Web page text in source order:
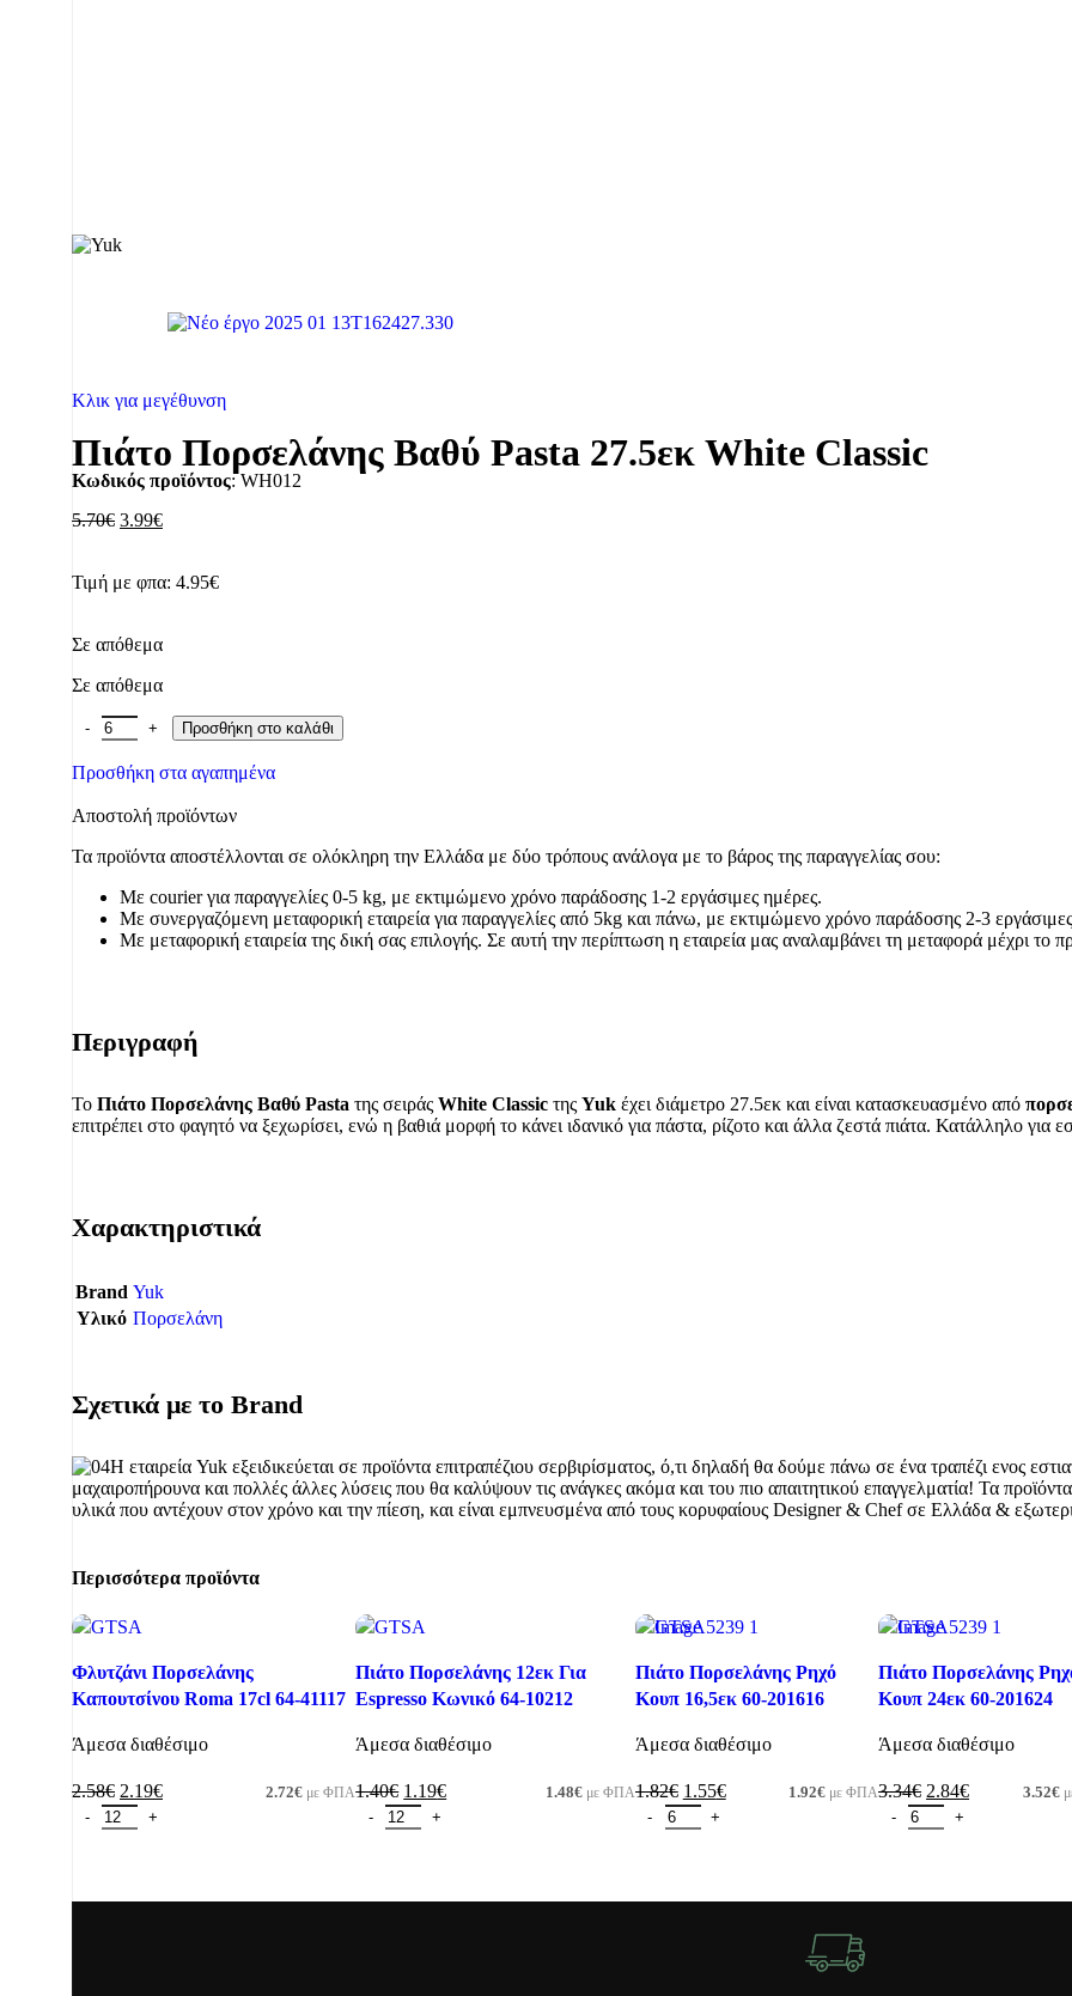
Κλικ για μεγέθυνση
Πιάτο Πορσελάνης Βαθύ Pasta 27.5εκ White Classic
Κωδικός προϊόντος: WH012
5.70€ 3.99€
Τιμή με φπα: 4.95€
Σε απόθεμα
Σε απόθεμα
Προσθήκη στο καλάθι
Προσθήκη στα αγαπημένα
Αποστολή προϊόντων
Τα προϊόντα αποστέλλονται σε ολόκληρη την Ελλάδα με δύο τρόπους ανάλογα με το βάρος της παραγγελίας σου:
Με courier για παραγγελίες 0-5 kg, με εκτιμώμενο χρόνο παράδοσης 1-2 εργάσιμες ημέρες.
Με συνεργαζόμενη μεταφορική εταιρεία για παραγγελίες από 5kg και πάνω, με εκτιμώμενο χρόνο παράδοσης 2-3
Με μεταφορική εταιρεία της δική σας επιλογής. Σε αυτή την περίπτωση η εταιρεία μας αναλαμβάνει τη μεταφορά μέχρι το
Περιγραφή
Το Πιάτο Πορσελάνης Βαθύ Pasta της σειράς White Classic της Yuk έχει διάμετρο 27.5εκ και είναι κατασκευασμένο από
επιτρέπει στο φαγητό να ξεχωρίσει, ενώ η βαθιά μορφή το κάνει ιδανικό για πάστα, ρίζοτο και άλλα ζεστά πιάτα. Κατάλληλο για
Χαρακτηριστικά
Brand Yuk
Υλικό Πορσελάνη
Σχετικά με το Brand
Η εταιρεία Yuk εξειδικεύεται σε προϊόντα επιτραπέζιου σερβιρίσματος, ό,τι δηλαδή θα δούμε πάνω σε ένα τραπέζι ενος
μαχαιροπήρουνα και πολλές άλλες λύσεις που θα καλύψουν τις ανάγκες ακόμα και του πιο απαιτητικού επαγγελματία! Τα
υλικά που αντέχουν στον χρόνο και την πίεση, και είναι εμπνευσμένα από τους κορυφαίους Designer & Chef σε Ελλάδα &
Περισσότερα προϊόντα
Φλυτζάνι Πορσελάνης
Καπουτσίνου Roma 17cl 64-41117
Άμεσα διαθέσιμο
2.58€ 2.19€ 2.72€ με ΦΠΑ
Πιάτο Πορσελάνης 12εκ Για
Espresso Κωνικό 64-10212
Άμεσα διαθέσιμο
1.40€ 1.19€ 1.48€ με ΦΠΑ
Πιάτο Πορσελάνης Ρηχό
Κουπ 16,5εκ 60-201616
Άμεσα διαθέσιμο
1.82€ 1.55€ 1.92€ με ΦΠΑ
Πιάτο Πορσελάνης
Κουπ 24εκ 60-201624
Άμεσα διαθέσιμο
3.34€ 2.84€ 3.52€